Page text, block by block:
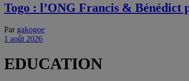
Togo : l’ONG Francis & Bénédict
Par gakogoe
1 août 2026
EDUCATION